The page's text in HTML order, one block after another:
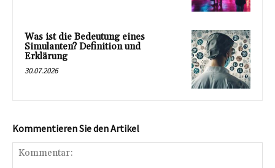
Was ist die Bedeutung eines
Simulanten? Definition und
Erklärung
30.07.2026
Kommentieren Sie den Artikel